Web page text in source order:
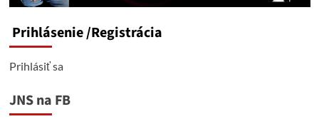
píše
Prihlásenie/Registrácia
Prihlásiť sa
JNS na FB